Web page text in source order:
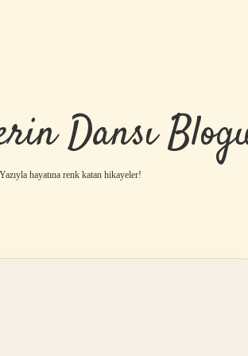
Dansı
Yazıyla hayatına renk katan hikayeler!